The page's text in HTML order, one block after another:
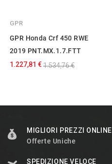
GPR
GPR Honda Crf 450 RWE
2019 PNT.MX.1.7.FTT
1.227,81 €1.534,76 €
MIGLIORI PREZZI ONLINE
Offerte Uniche
SPEDIZIONE VELOCE